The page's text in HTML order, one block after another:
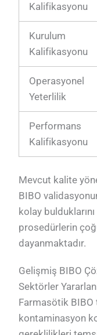
Kalifikasyonu
Kurulum
Kalifikasyonu
Operasyonel
Yeterlilik
Performans
Kalifikasyonu
Mevcut kalite
BIBO
kolay
prosedürlerin
dayanmaktadır.
Gelişmiş BIBO
Sektörler
Farmasötik BIBO
kontaminasyon